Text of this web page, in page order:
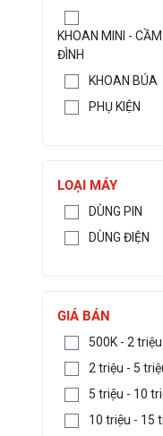
KHOAN MINI -
ĐÌNH
KHOAN BÚA
PHỤ KIỆN
LOẠI MÁY
DÙNG PIN
DÙNG ĐIỆN
GIÁ BÁN
500K - 2 triệu
2 triệu - 5
5 triệu - 10
10 triệu - 15